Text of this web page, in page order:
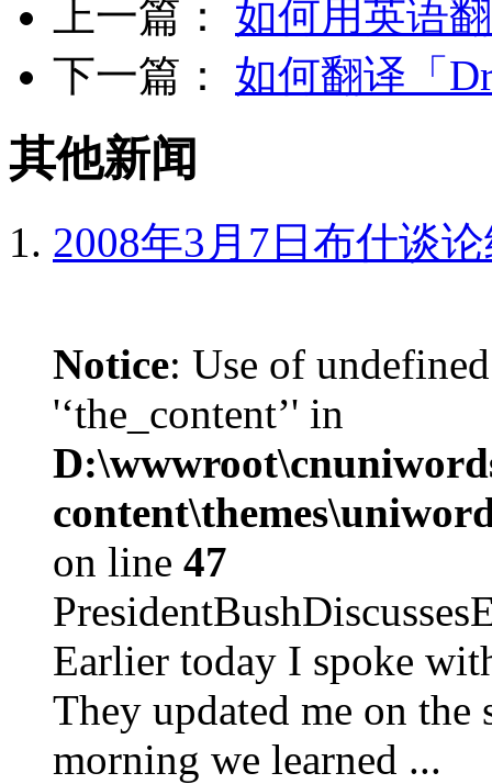
上一篇： 如何用英语
下一篇： 如何翻译「
其他新闻
2008年3月7日布什谈
Notice: Use of
'‘the_content’' in
on line 47
Earlier today I spoke
They updated me on the
morning we learned ...